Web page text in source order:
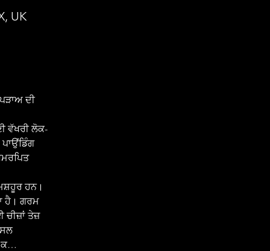
UK
ਦੀ
ਹੈ। ਗਰਮ
ਚੀਜ਼ਾਂ ਤੇਜ਼
ਕ…